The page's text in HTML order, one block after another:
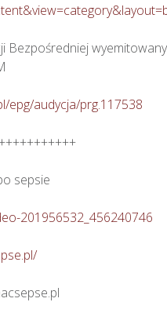
Bezpośredniej
epg/audycja/prg.117538
sepsie
201956532_456240746